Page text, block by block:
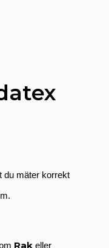
du mäter korrekt
Rak eller